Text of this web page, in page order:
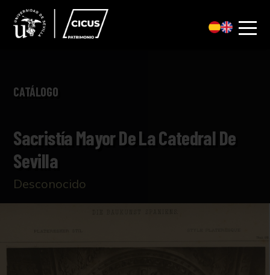
CATÁLOGO
Sacristía Mayor De La Catedral De
Sevilla
Desconocido